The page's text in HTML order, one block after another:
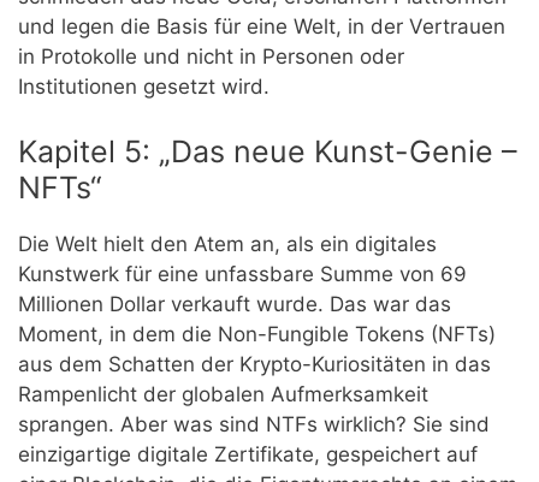
und legen die Basis für eine Welt, in der Vertrauen
in Protokolle und nicht in Personen oder
Institutionen gesetzt wird.
Kapitel 5: „Das neue Kunst-Genie –
NFTs“
Die Welt hielt den Atem an, als ein digitales
Kunstwerk für eine unfassbare Summe von 69
Millionen Dollar verkauft wurde. Das war das
Moment, in dem die Non-Fungible Tokens (NFTs)
aus dem Schatten der Krypto-Kuriositäten in das
Rampenlicht der globalen Aufmerksamkeit
sprangen. Aber was sind NTFs wirklich? Sie sind
einzigartige digitale Zertifikate, gespeichert auf